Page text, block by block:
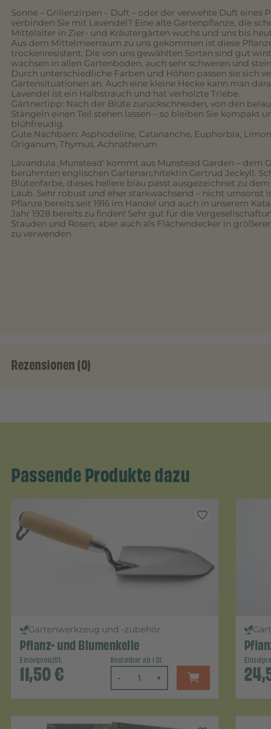
Sonne – Grillenzirpen – Duft – oder der verwehte Duft eines
verbinden Sie mit Lavendel? Eine alte Gartenpflanze, die
Mittelalter in Zier- und Kräutergärten wuchs und uns bis
Aus dem Mittelmeerraum zu uns gekommen ist diese
trockenresistent. Die von uns gewählten Sorten sind gut
wachsen in allen Gartenböden, auch sehr schweren und
Durch unterschiedliche Farben und Höhen passen sie sich
Gartensituationen an. Auch eine kleine Hecke kann man
Lavendel ist ein Halbstrauch und hat verholzte Triebe.
Gärtnertipp: Nach der Blüte zurückschneiden, von den
Stängeln einen Teil stehen lassen – so bleiben Sie kompakt
blühfreudig.
Gute Nachbarn: Asphodeline, Catananche, Euphorbia,
Origanum, Thymus, Achnatherum
Lavandula ‚Munstead‘ kommt aus Munstead Garden – dem
berühmten englischen Gartenarchitektin Gertrud Jeckyll.
Blütenfarbe, dieses hellere blau passt ausgezeichnet zu
Laub. Sehr robust und eher starkwachsend – nicht umsonst
Pflanze bereits seit 1916 im Handel und auch in unserem
Jahr 1928 bereits zu finden! Sehr gut für die
Stauden und Rosen, aber auch als Flächendecker in
zu verwenden.
Rezensionen (0)
Passende Produkte dazu
Gartenwerkzeug und -zubehör
Pflanz- und Blumenkelle
Einzelpreis/St.
11,50€
Bestellbar ab 1 St.
- +